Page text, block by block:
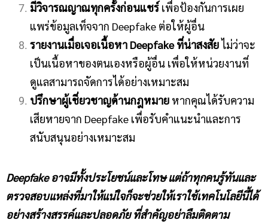
มีวิจารณญาณทุกครั้งก่อนแชร์ เพื่อป้องกันการเผย
แพร่ข้อมูลเท็จจาก Deepfake ต่อให้ผู้อื่น
รายงานเมื่อเจอเนื้อหา Deepfake ที่น่าสงสัยไม่ว่าจะ
เป็นเนื้อหาของตนเองหรือผู้อื่น เพื่อให้หน่วยงานที่
ดูแลสามารถจัดการได้อย่างเหมาะสม
ปรึกษาผู้เชี่ยวชาญด้านกฎหมาย หากคุณได้รับความ
เสียหายจาก Deepfake เพื่อรับคำแนะนำและการ
สนับสนุนอย่างเหมาะสม
Deepfake อาจมีทั้งประโยชน์และโทษ แต่ถ้าทุกคนรู้ทันและ
ตรวจสอบแหล่งที่มาให้แน่ใจก็จะช่วยให้เราใช้เทคโนโลยีนี้ได้
อย่างสร้างสรรค์และปลอดภัย ที่สำคัญอย่าลืมติดตาม